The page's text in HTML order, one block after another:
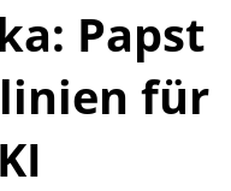
Papst
für